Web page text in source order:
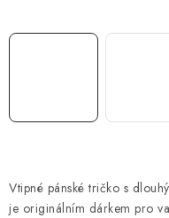
Vtipné pánské tričko s
je originálním dárkem pro